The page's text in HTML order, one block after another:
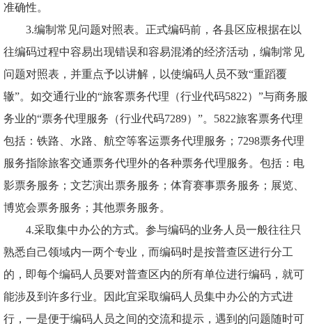
准确性。
3.编制常见问题对照表。正式编码前，各县区应根据在以
往编码过程中容易出现错误和容易混淆的经济活动，编制常见
问题对照表，并重点予以讲解，以使编码人员不致“重蹈覆
辙”。如交通行业的“旅客票务代理（行业代码5822）”与商务服
务业的“票务代理服务（行业代码7289）”。5822旅客票务代理
包括：铁路、水路、航空等客运票务代理服务；7298票务代理
服务指除旅客交通票务代理外的各种票务代理服务。包括：电
影票务服务；文艺演出票务服务；体育赛事票务服务；展览、
博览会票务服务；其他票务服务。
4.采取集中办公的方式。参与编码的业务人员一般往往只
熟悉自己领域内一两个专业，而编码时是按普查区进行分工
的，即每个编码人员要对普查区内的所有单位进行编码，就可
能涉及到许多行业。因此宜采取编码人员集中办公的方式进
行，一是便于编码人员之间的交流和提示，遇到的问题随时可